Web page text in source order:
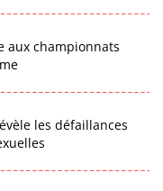
aux championnats
les défaillances